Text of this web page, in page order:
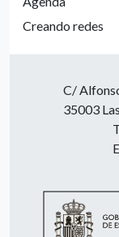
Creando redes
C/
35003